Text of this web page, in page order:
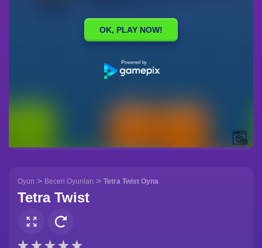
Oyun > Beceri Oyunları > Tetra Twist Oyna
Tetra Twist